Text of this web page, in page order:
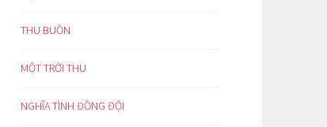
THU BUỒN
MỘT TRỜI THU
NGHĨA TÌNH ĐỒNG ĐỘI